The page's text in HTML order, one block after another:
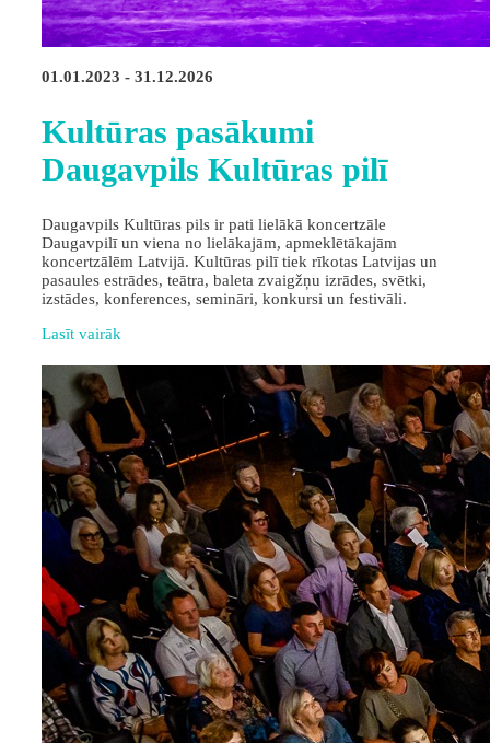
01.01.2023 - 31.12.2026
Kultūras pasākumi
Daugavpils Kultūras pilī
Daugavpils Kultūras pils ir pati lielākā koncertzāle
Daugavpilī un viena no lielākajām, apmeklētākajām
koncertzālēm Latvijā. Kultūras pilī tiek rīkotas Latvijas un
pasaules estrādes, teātra, baleta zvaigžņu izrādes, svētki,
izstādes, konferences, semināri, konkursi un festivāli.
Lasīt vairāk